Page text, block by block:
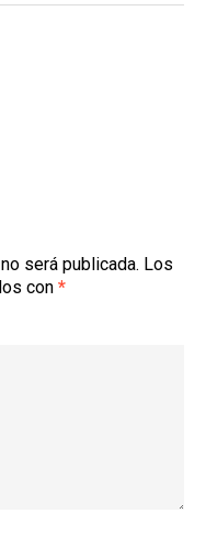
será publicada. Los
con *